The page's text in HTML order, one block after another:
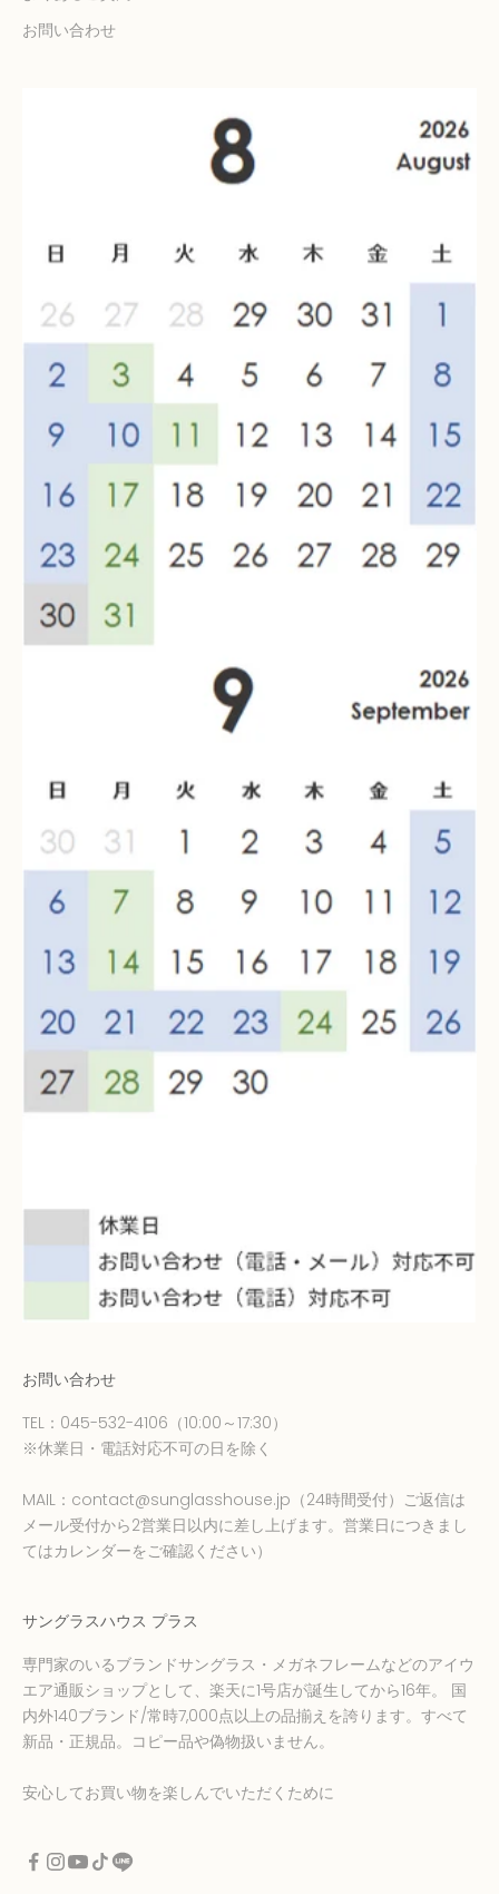
お問い合わせ
お問い合わせ
TEL： 045-532-4106 （10:00～17:30）
※休業日・電話対応不可の日を除く
MAIL： contact@sunglasshouse.jp （24時間受付）ご返信は
メール受付から2営業日以内に差し上げます。営業日につきまし
てはカレンダーをご確認ください）
サングラスハウス プラス
専門家のいるブランドサングラス・メガネフレームなどのアイウ
エア通販ショップとして、楽天に1号店が誕生してから16年。 国
内外140ブランド/常時7,000点以上の品揃えを誇ります。すべて
新品・正規品。コピー品や偽物扱いません。
安心してお買い物を楽しんでいただくために